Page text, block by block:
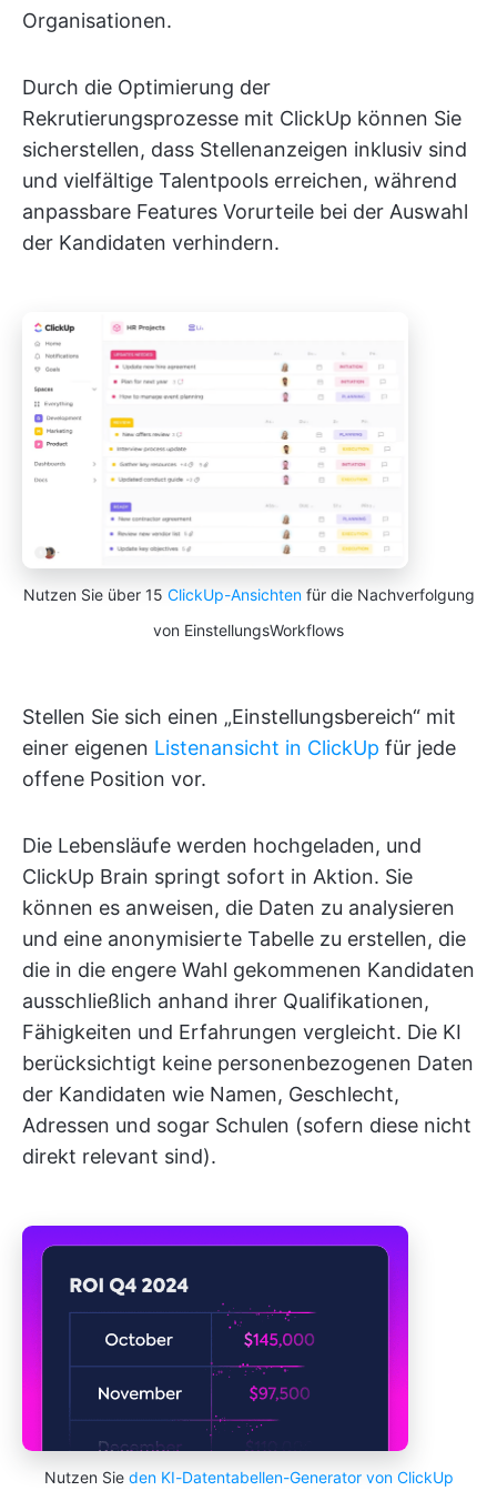
Organisationen.
Durch die Optimierung der
Rekrutierungsprozesse mit ClickUp können Sie
sicherstellen, dass Stellenanzeigen inklusiv sind
und vielfältige Talentpools erreichen, während
anpassbare Features Vorurteile bei der Auswahl
der Kandidaten verhindern.
Nutzen Sie über 15 ClickUp-Ansichtenfür die Nachverfolgung
von EinstellungsWorkflows
Stellen Sie sich einen „Einstellungsbereich“ mit
einer eigenen Listenansicht in ClickUp für jede
offene Position vor.
Die Lebensläufe werden hochgeladen, und
ClickUp Brain springt sofort in Aktion. Sie
können es anweisen, die Daten zu analysieren
und eine anonymisierte Tabelle zu erstellen, die
die in die engere Wahl gekommenen Kandidaten
ausschließlich anhand ihrer Qualifikationen,
Fähigkeiten und Erfahrungen vergleicht. Die KI
berücksichtigt keine personenbezogenen Daten
der Kandidaten wie Namen, Geschlecht,
Adressen und sogar Schulen (sofern diese nicht
direkt relevant sind).
Nutzen Sie den KI-Datentabellen-Generator von ClickUp